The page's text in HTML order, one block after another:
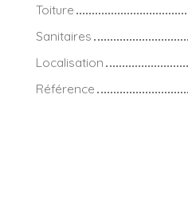
Toiture
Sanitaires
Localisation
Référence